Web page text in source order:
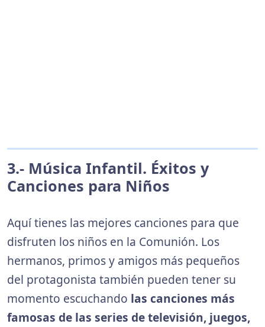
3.- Música Infantil. Éxitos y
Canciones para Niños
Aquí tienes las mejores canciones para que
disfruten los niños en la Comunión. Los
hermanos, primos y amigos más pequeños
del protagonista también pueden tener su
momento escuchando las canciones más
famosas de las series de televisión, juegos,